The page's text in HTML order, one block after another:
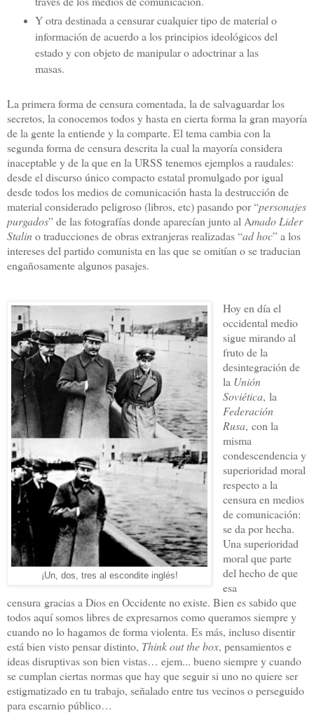
Y otra destinada a censurar cualquier tipo de material o
información de acuerdo a los principios ideológicos del
estado y con objeto de manipular o adoctrinar a las
masas.
La primera forma de censura comentada, la de salvaguardar los
secretos, la conocemos todos y hasta en cierta forma la gran mayoría
de la gente la entiende y la comparte. El tema cambia con la
segunda forma de censura descrita la cual la mayoría considera
inaceptable y de la que en la URSS tenemos ejemplos a raudales:
desde el discurso único compacto estatal promulgado por igual
desde todos los medios de comunicación hasta la destrucción de
material considerado peligroso (libros, etc) pasando por “personajes
purgados” de las fotografías donde aparecían junto al Amado Lider
Stalino traducciones de obras extranjeras realizadas “ad hoc” a los
intereses del partido comunista en las que se omitían o se traducian
engañosamente algunos pasajes.
¡Un, dos, tres al escondite inglés!
Hoy en día el
occidental medio
sigue mirando al
fruto de la
desintegración de
la Unión
Soviética, la
Federación
Rusa, con la
misma
condescendencia y
superioridad moral
respecto a la
censura en medios
de comunicación:
se da por hecha.
Una superioridad
moral que parte
del hecho de que
esa
censura gracias a Dios en Occidente no existe. Bien es sabido que
todos aquí somos libres de expresarnos como queramos siempre y
cuando no lo hagamos de forma violenta. Es más, incluso disentir
está bien visto pensar distinto, Think out the box, pensamientos e
ideas disruptivas son bien vistas… ejem... bueno siempre y cuando
se cumplan ciertas normas que hay que seguir si uno no quiere ser
estigmatizado en tu trabajo, señalado entre tus vecinos o perseguido
para escarnio público…